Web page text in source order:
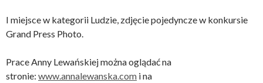
I miejsce w kategorii Ludzie, zdjęcie pojedyncze w konkursie
Grand Press Photo.
Prace Anny Lewańskiej można oglądać na
stronie: www.annalewanska.com i na